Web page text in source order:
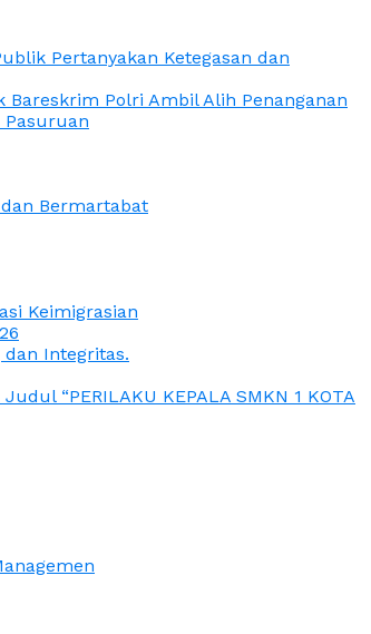
Pertanyakan Ketegasan dan
Polri Ambil Alih Penanganan
Pasuruan
Bermartabat
Keimigrasian
dan Integritas.
“PERILAKU KEPALA SMKN 1 KOTA